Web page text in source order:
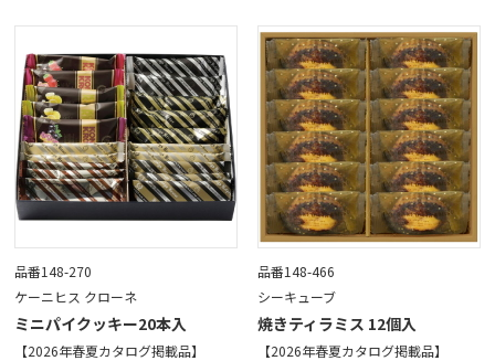
品番148-270
ケーニヒス クローネ
ミニパイクッキー20本入
【2026年春夏カタログ掲載品】
品番148-466
シーキューブ
焼きティラミス 12個入
【2026年春夏カタログ掲載品】